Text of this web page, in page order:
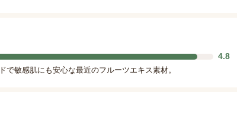
4.8
敏感肌にも安心な最近のフルーツエキス素材。